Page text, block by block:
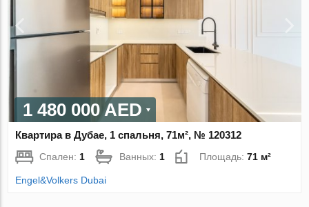
1 480 000 AED
Квартира в Дубае, 1 спальня, 71м², № 120312
Спален:1 Ванных:1 Площадь:71 м²
Engel&Volkers Dubai